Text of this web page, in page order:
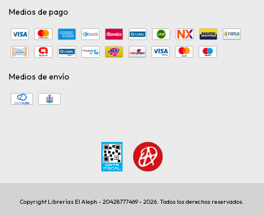
Medios de pago
Medios de envío
Copyright Librerías El Aleph - 20428777469 - 2026. Todos los derechos reservados.